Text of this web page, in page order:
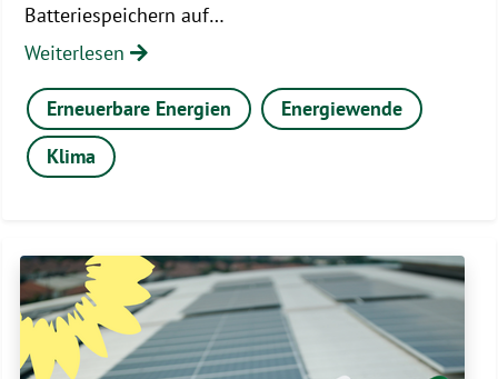
Batteriespeichern auf…
Weiterlesen
Erneuerbare Energien
Energiewende
Klima